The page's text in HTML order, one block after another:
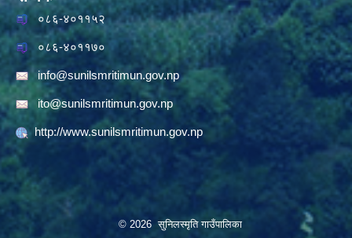
०८६-४०११५२
०८६-४०११७०
info@sunilsmritimun.gov.np
ito@sunilsmritimun.gov.np
http://www.sunilsmritimun.gov.np
© 2026 सुनिलस्मृति गाउँपालिका